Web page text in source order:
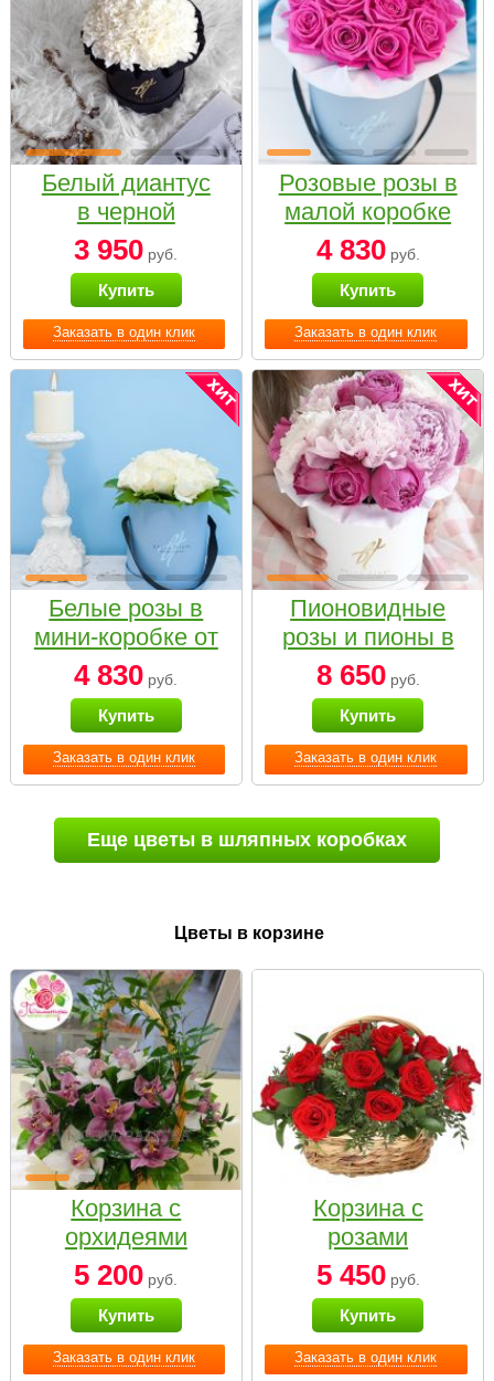
Заказать в один клик
Белый диантус
в черной
коробке Small
3 950 руб.
Купить
Заказать в один клик
Розовые розы в
малой коробке
4 830руб.
Купить
Заказать в один клик
Белые розы в
мини-коробке от
Bella Fiori
4 830 руб.
Купить
Заказать в один клик
Пионовидные
розы и пионы в
белой коробке
Small
8 650руб.
Купить
Еще цветы в шляпных коробках
Цветы в корзине
Заказать в один клик
Корзина с
орхидеями
малая
5 200 руб.
Купить
Заказать в один клик
Корзина с
розами
«Красный
Париж»
5 450руб.
Купить